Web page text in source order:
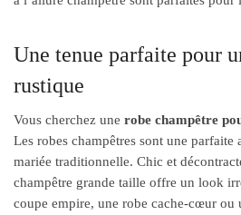
Une tenue parfaite pour
rustique
Vous cherchez une robe champêtre
Les robes champêtres sont une parfaite
mariée traditionnelle. Chic et
champêtre grande taille offre un look
coupe empire, une robe cache-cœur ou